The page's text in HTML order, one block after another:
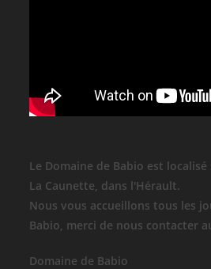
Le Domaine de Babio est
La Caunette, dans l'Hérault.
Nous vous accueillons tous les
Babio, merci de nous contacter
Domaine de Babio